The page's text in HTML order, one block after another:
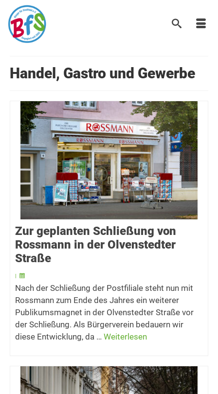
Handel, Gastro und Gewerbe
Zur geplanten Schließung von
Rossmann in der Olvenstedter
Straße
|
Nach der Schließung der Postfiliale steht nun mit
Rossmann zum Ende des Jahres ein weiterer
Publikumsmagnet in der Olvenstedter Straße vor
der Schließung. Als Bürgerverein bedauern wir
diese Entwicklung, da … Weiterlesen